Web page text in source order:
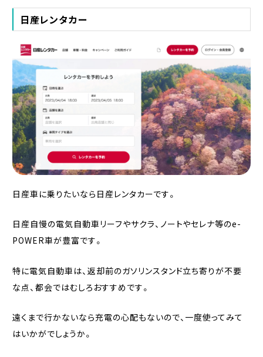
日産レンタカー
日産車に乗りたいなら日産レンタカーです。
日産自慢の電気自動車リーフやサクラ、ノートやセレナ等のe-
POWER車が豊富です。
特に電気自動車は、返却前のガソリンスタンド立ち寄りが不要
な点、都会ではむしろおすすめです。
遠くまで行かないなら充電の心配もないので、一度使ってみて
はいかがでしょうか。